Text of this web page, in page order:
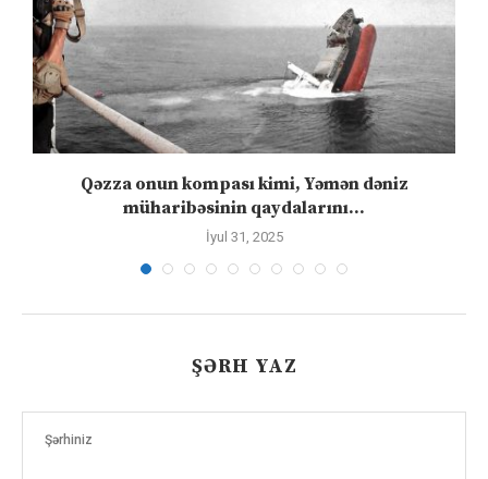
Qəzza onun kompası kimi, Yəmən dəniz
müharibəsinin qaydalarını...
İyul 31, 2025
ŞƏRH YAZ